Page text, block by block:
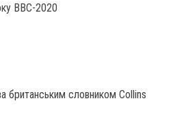
ВВС-2020
британським словником Collins